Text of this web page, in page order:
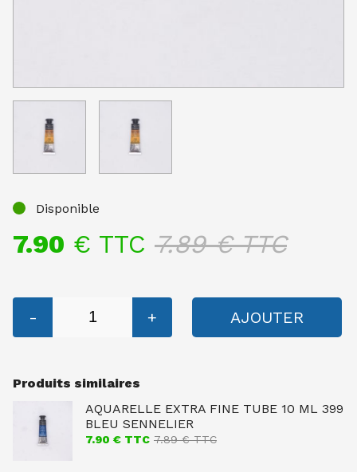
Disponible
7.90 € TTC 7.89€ TTC
- + AJOUTER
Produits similaires
AQUARELLE EXTRA FINE TUBE 10 ML 399
BLEU SENNELIER
7.90 € TTC 7.89€ TTC